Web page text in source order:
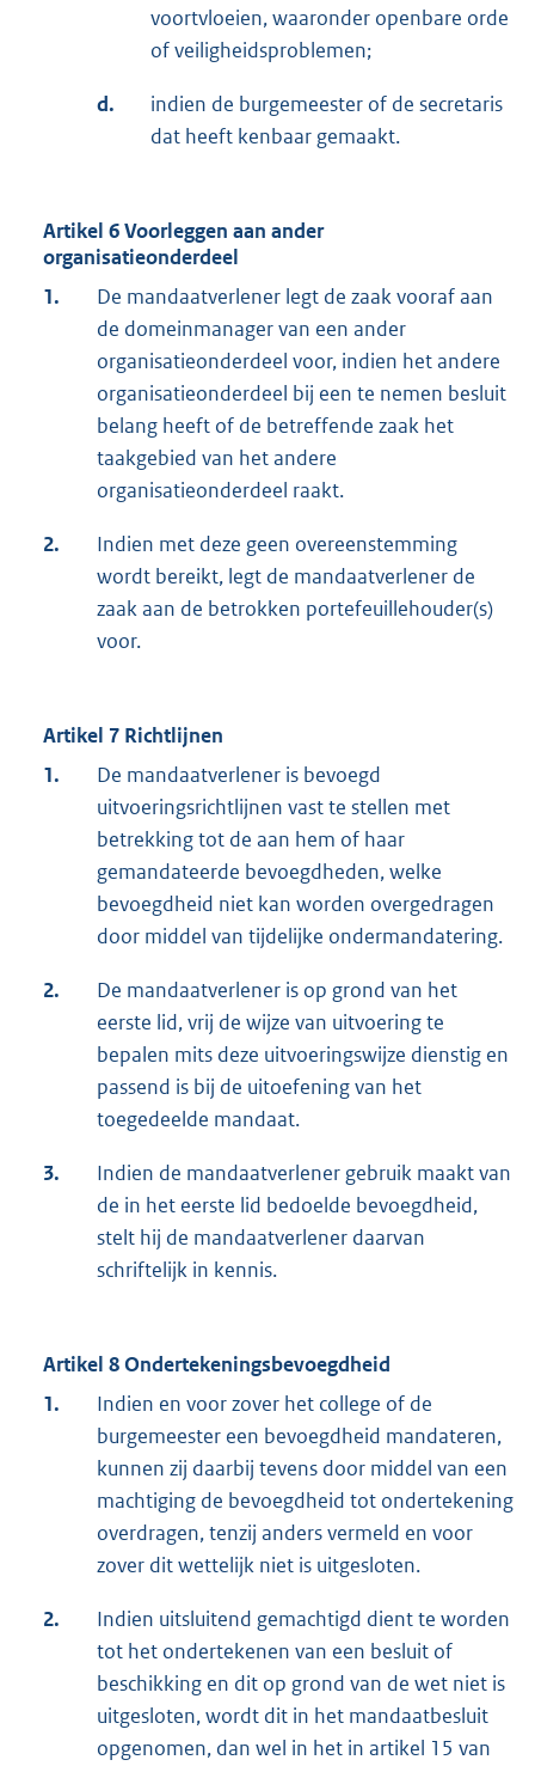
voortvloeien, waaronder openbare orde
of veiligheidsproblemen;
d.
indien de burgemeester of de secretaris
dat heeft kenbaar gemaakt.
Artikel 6 Voorleggen aan ander
organisatieonderdeel
1.
De mandaatverlener legt de zaak vooraf aan
de domeinmanager van een ander
organisatieonderdeel voor, indien het andere
organisatieonderdeel bij een te nemen besluit
belang heeft of de betreffende zaak het
taakgebied van het andere
organisatieonderdeel raakt.
2.
Indien met deze geen overeenstemming
wordt bereikt, legt de mandaatverlener de
zaak aan de betrokken portefeuillehouder(s)
voor.
Artikel 7 Richtlijnen
1.
De mandaatverlener is bevoegd
uitvoeringsrichtlijnen vast te stellen met
betrekking tot de aan hem of haar
gemandateerde bevoegdheden, welke
bevoegdheid niet kan worden overgedragen
door middel van tijdelijke ondermandatering.
2.
De mandaatverlener is op grond van het
eerste lid, vrij de wijze van uitvoering te
bepalen mits deze uitvoeringswijze dienstig en
passend is bij de uitoefening van het
toegedeelde mandaat.
3.
Indien de mandaatverlener gebruik maakt van
de in het eerste lid bedoelde bevoegdheid,
stelt hij de mandaatverlener daarvan
schriftelijk in kennis.
Artikel 8 Ondertekeningsbevoegdheid
1.
Indien en voor zover het college of de
burgemeester een bevoegdheid mandateren,
kunnen zij daarbij tevens door middel van een
machtiging de bevoegdheid tot ondertekening
overdragen, tenzij anders vermeld en voor
zover dit wettelijk niet is uitgesloten.
2.
Indien uitsluitend gemachtigd dient te worden
tot het ondertekenen van een besluit of
beschikking en dit op grond van de wet niet is
uitgesloten, wordt dit in het mandaatbesluit
opgenomen, dan wel in het in artikel 15 van